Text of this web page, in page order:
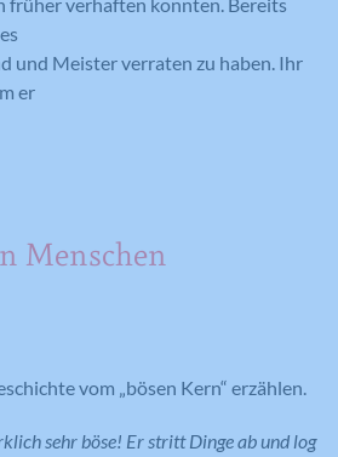
und Meister verraten zu haben. Ihr
er
Menschen
vom „bösen Kern“ erzählen.
sehr böse! Er stritt Dinge ab und log